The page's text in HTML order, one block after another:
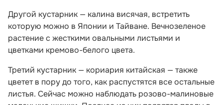
Другой кустарник — калина висячая, встретить
которую можно в Японии и Тайване. Вечнозеленое
растение с жесткими овальными листьями и
цветками кремово-белого цвета.
Третий кустарник — кориария китайская — также
цветет в пору до того, как распустятся все остальные
листья. Сейчас можно наблюдать розово-малиновые